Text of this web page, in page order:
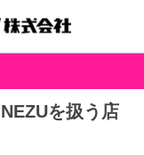
を扱う店